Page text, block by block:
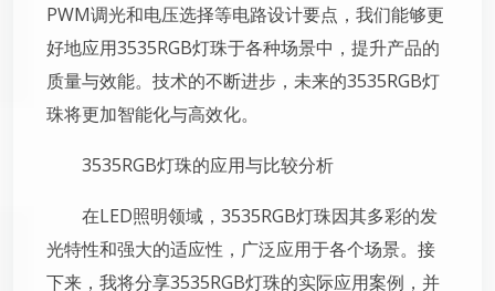
PWM调光和电压选择等电路设计要点，我们能够更
好地应用3535RGB灯珠于各种场景中，提升产品的
质量与效能。技术的不断进步，未来的3535RGB灯
珠将更加智能化与高效化。
3535RGB灯珠的应用与比较分析
在LED照明领域，3535RGB灯珠因其多彩的发
光特性和强大的适应性，广泛应用于各个场景。接
下来，我将分享3535RGB灯珠的实际应用案例，并